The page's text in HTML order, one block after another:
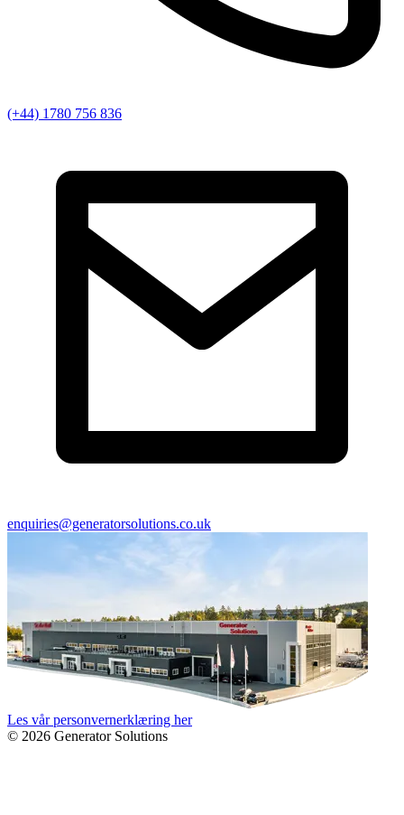
(+44) 1780 756 836
enquiries@generatorsolutions.co.uk
Les vår personvernerklæring her
© 2026 Generator Solutions